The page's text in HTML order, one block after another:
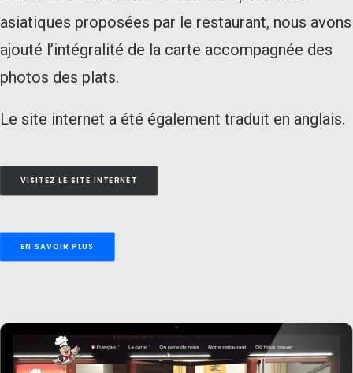
asiatiques proposées par le restaurant, nous avons
ajouté l’intégralité de la carte accompagnée des
photos des plats.
Le site internet a été également traduit en anglais.
VISITEZ LE SITE INTERNET
EN SAVOIR PLUS